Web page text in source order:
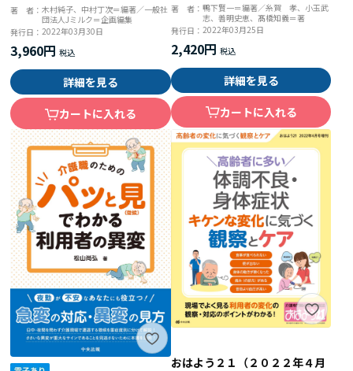
著 者：木村純子、中村丁次＝編著／一般社
団法人Jミルク＝企画編集
発行日：2022年03月30日
3,960円
詳細を見る
カートに入れる
著 者： 鴨下賢一＝編著／糸賀 孝、小玉武
志、善明史恵、髙橋知義＝著
発行日： 2022年03月25日
2,420円
詳細を見る
カートに入れる
おはよう２１（２０２２年４月